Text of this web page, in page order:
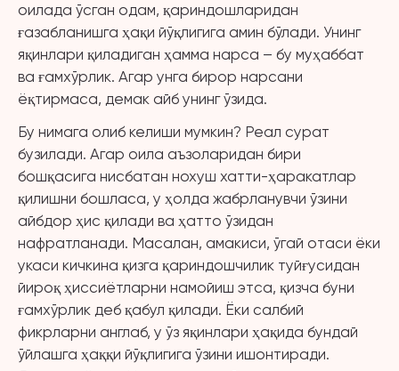
оилада ўсган одам, қариндошларидан
ғазабланишга ҳақи йўқлигига амин бўлади. Унинг
яқинлари қиладиган ҳамма нарса – бу муҳаббат
ва ғамхўрлик. Агар унга бирор нарсани
ёқтирмаса, демак айб унинг ўзида.
Бу нимага олиб келиши мумкин? Реал сурат
бузилади. Агар оила аъзоларидан бири
бошқасига нисбатан нохуш хатти-ҳаракатлар
қилишни бошласа, у ҳолда жабрланувчи ўзини
айбдор ҳис қилади ва ҳатто ўзидан
нафратланади. Масалан, амакиси, ўгай отаси ёки
укаси кичкина қизга қариндошчилик туйғусидан
йироқ ҳиссиётларни намойиш этса, қизча буни
ғамхўрлик деб қабул қилади. Ёки салбий
фикрларни англаб, у ўз яқинлари ҳақида бундай
ўйлашга ҳаққи йўқлигига ўзини ишонтиради.